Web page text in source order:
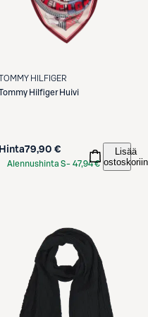
TOMMY HILFIGER
Tommy Hilfiger Huivi
Hinta79,90 €
Alennushinta S- 47,94 €
Lisää
ostoskoriin